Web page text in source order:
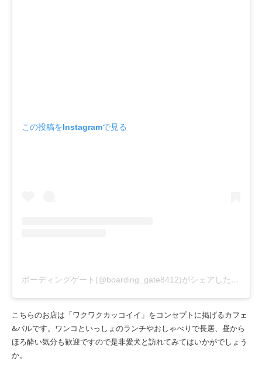
この投稿をInstagramで見る
ボーディングゲート(@boarding_gate8412)がシェアした投稿
こちらのお店は「ワクワクカッコイイ」をコンセプトに掲げるカフェ
&バルです。ワンコといっしょのランチやおしゃべりで長居、昼から
ほろ酔い気分も歓迎ですので是非愛犬と訪れてみてはいかがでしょう
か。